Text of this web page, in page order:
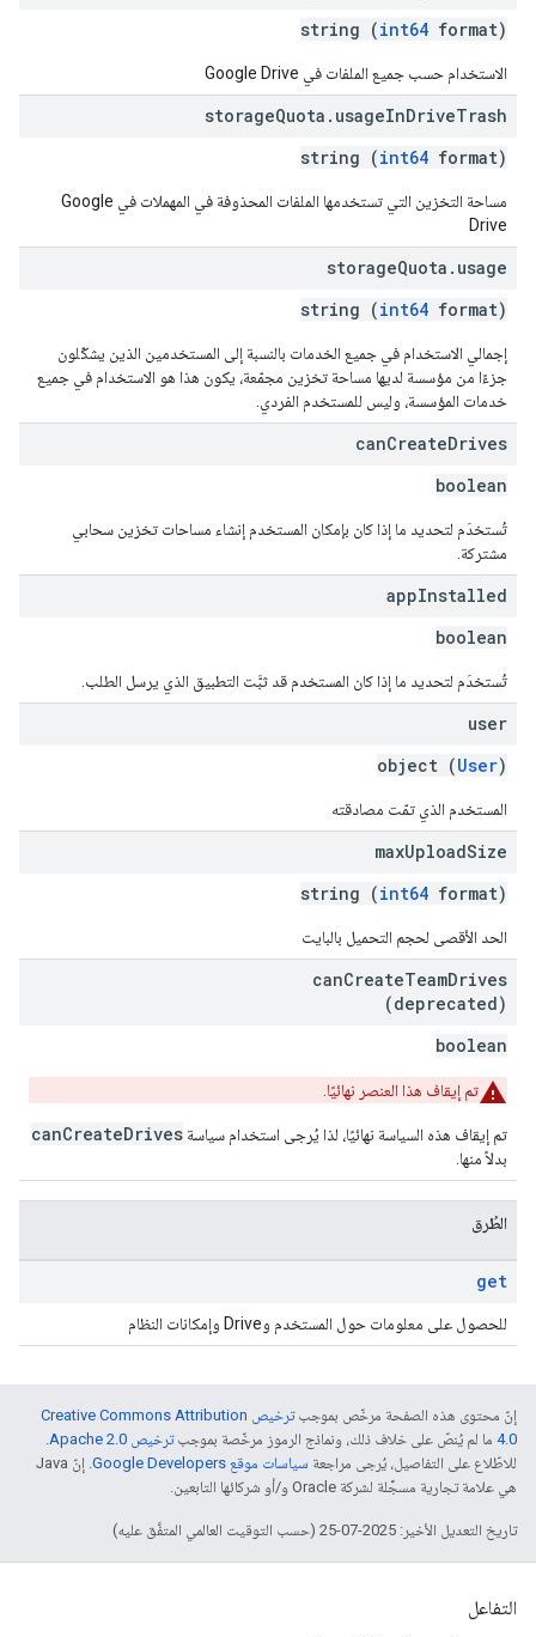
string (int64 format)
الاستخدام حسب جميع الملفات في Google Drive
storageQuota . usageInDriveTrash
string (int64 format)
مساحة التخزين التي تستخدمها الملفات المحذوفة في المهملات في Google
Drive
storageQuota . usage
string (int64 format)
إجمالي الاستخدام في جميع الخدمات بالنسبة إلى المستخدمين الذين يشكّلون
جزءًا من مؤسسة لديها مساحة تخزين مجمّعة، يكون هذا هو الاستخدام في جميع
خدمات المؤسسة، وليس للمستخدم الفردي.
canCreateDrives
boolean
تُستخدَم لتحديد ما إذا كان بإمكان المستخدم إنشاء مساحات تخزين سحابي
مشتركة.
appInstalled
boolean
تُستخدَم لتحديد ما إذا كان المستخدم قد ثبَّت التطبيق الذي يرسل الطلب.
user
object (User)
المستخدم الذي تمّت مصادقته
maxUploadSize
string (int64 format)
الحد الأقصى لحجم التحميل بالبايت
canCreateTeamDrives
(deprecated)
boolean
تم إيقاف هذا العنصر نهائيًا.
تم إيقاف هذه السياسة نهائيًا، لذا يُرجى استخدام سياسة canCreateDrives
بدلاً منها.
الطُرق
get
للحصول على معلومات حول المستخدم وDrive وإمكانات النظام
إنّ محتوى هذه الصفحة مرخّص بموجب
ترخيص Creative Commons Attribution
4.0‏ ما لم يُنصّ على خلاف ذلك، ونماذج الرموز مرخّصة بموجبترخيص Apache 2.0‏
.
للاطّلاع على التفاصيل، يُرجى مراجعة سياسات موقع Google Developers‏
. إنّ Java
هي علامة تجارية مسجَّلة لشركة Oracle و/أو شركائها التابعين.
تاريخ التعديل الأخير: 2025-07-25 (حسب التوقيت العالمي المتفَّق عليه)
التفاعل